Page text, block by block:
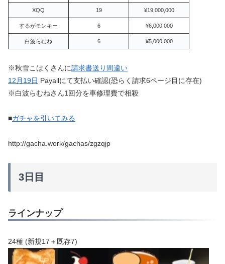
XQQ 19 ¥19,000,000
するがモンキー 6 ¥6,000,000
白波らむね 6 ¥5,000,000
※秋雪こはくさんに請求書送り間違い
12月19日 Payallにて支払い確認(恐らく請求6ページ目に存在)
※白波らむねさん1回分を車修理費で相殺
■ガチャを引いてみる
http://gacha.work/gachas/zgzqjp
3日目
ラインナップ
24種 (新規17＋既存7)